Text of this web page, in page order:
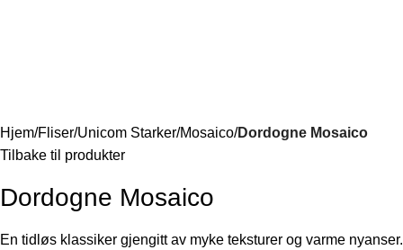
Hjem Fliser Unicom Starker Mosaico Dordogne Mosaico
Tilbake til produkter
Dordogne Mosaico
En tidløs klassiker gjengitt av myke teksturer og varme nyanser.